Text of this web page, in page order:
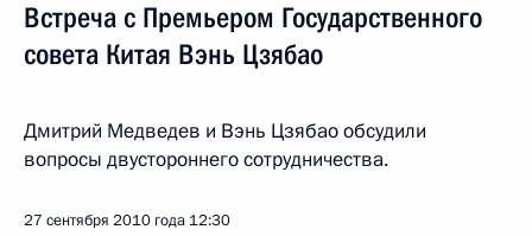
Встреча с Премьером Государственного
совета Китая Вэнь Цзябао
Дмитрий Медведев и Вэнь Цзябао обсудили
вопросы двустороннего сотрудничества.
27 сентября 2010 года 12:30